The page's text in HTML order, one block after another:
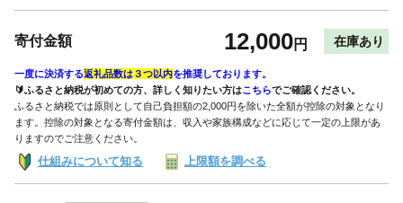
寄付金額 12,000円 在庫あり
一度に決済する返礼品数は３つ以内を推奨しております。
🔰ふるさと納税が初めての方、詳しく知りたい方はこちらでご確認ください。
ふるさと納税では原則として自己負担額の2,000円を除いた全額が控除の対象となり
ます。控除の対象となる寄付金額は、収入や家族構成などに応じて一定の上限があ
りますのでご注意ください。
仕組みについて知る 上限額を調べる